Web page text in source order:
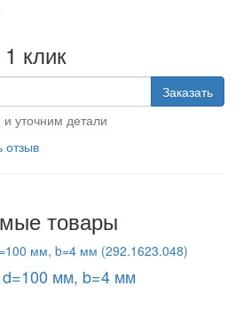
клик
Заказать
уточним детали
отзыв
товары
d=100 мм, b=4 мм